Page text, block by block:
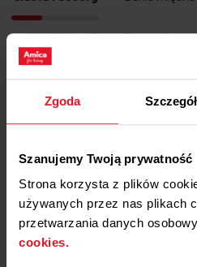
Zgoda
Szanujemy Twoją prywatność
Strona korzysta z plików
używanych przez nas plikach
przetwarzania danych
cookies.
Zobacz video